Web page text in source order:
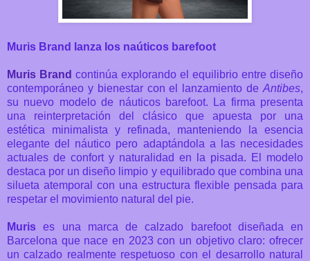
Muris Brand lanza los naúticos barefoot
Muris Brand continúa explorando el equilibrio entre diseño
contemporáneo y bienestar con el lanzamiento de Antibes,
su nuevo modelo de náuticos barefoot. La firma presenta
una reinterpretación del clásico que apuesta por una
estética minimalista y refinada, manteniendo la esencia
elegante del náutico pero adaptándola a las necesidades
actuales de confort y naturalidad en la pisada.
El modelo
destaca por un diseño limpio y equilibrado que combina una
silueta atemporal con una estructura flexible pensada para
respetar el movimiento natural del pie.
Muris es una marca de calzado barefoot diseñada en
Barcelona que nace en 2023 con un objetivo claro: ofrecer
un calzado realmente respetuoso con el desarrollo natural